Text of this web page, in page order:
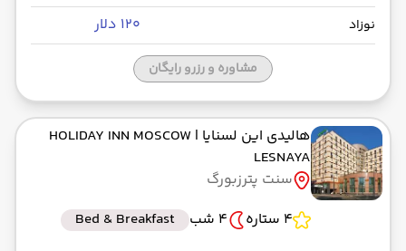
نوزاد ۱۲۰ دلار
مشاوره و رزرو رایگان
هالیدی این لسنایا | HOLIDAY INN MOSCOW
LESNAYA
سنت پترزبورگ
4 ستاره
4 شب
Bed & Breakfast